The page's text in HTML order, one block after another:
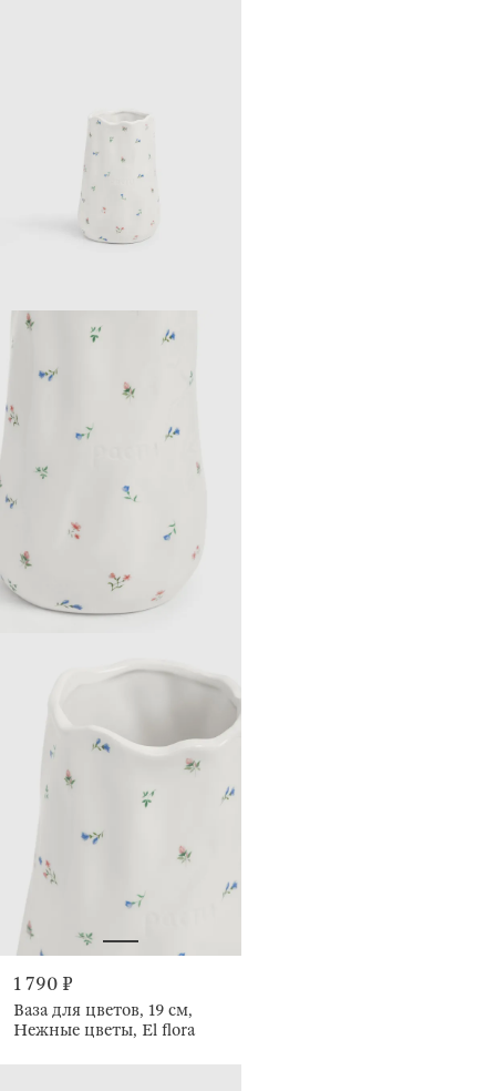
1 790 ₽
Ваза для цветов, 19 см,
Нежные цветы, El flora